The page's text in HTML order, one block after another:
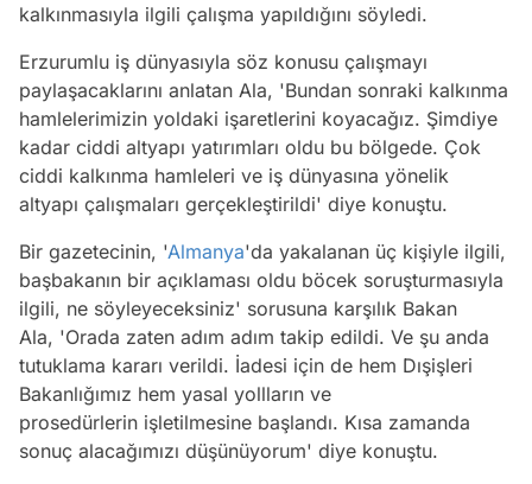
kalkınmasıyla ilgili çalışma yapıldığını söyledi.
Erzurumlu iş dünyasıyla söz konusu çalışmayı
paylaşacaklarını anlatan Ala, 'Bundan sonraki kalkınma
hamlelerimizin yoldaki işaretlerini koyacağız. Şimdiye
kadar ciddi altyapı yatırımları oldu bu bölgede. Çok
ciddi kalkınma hamleleri ve iş dünyasına yönelik
altyapı çalışmaları gerçekleştirildi' diye konuştu.
Bir gazetecinin, 'Almanya'da yakalanan üç kişiyle ilgili,
başbakanın bir açıklaması oldu böcek soruşturmasıyla
ilgili, ne söyleyeceksiniz' sorusuna karşılık Bakan
Ala, 'Orada zaten adım adım takip edildi. Ve şu anda
tutuklama kararı verildi. İadesi için de hem Dışişleri
Bakanlığımız hem yasal yollların ve
prosedürlerin işletilmesine başlandı. Kısa zamanda
sonuç alacağımızı düşünüyorum' diye konuştu.